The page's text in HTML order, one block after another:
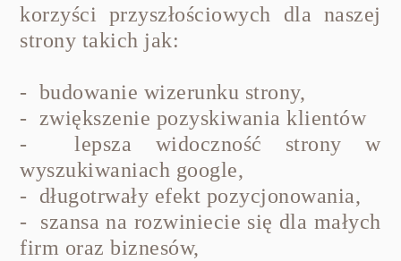
korzyści przyszłościowych dla naszej
strony takich jak:
- budowanie wizerunku strony,
- zwiększenie pozyskiwania klientów
- lepsza widoczność strony w
wyszukiwaniach google,
- długotrwały efekt pozycjonowania,
- szansa na rozwiniecie się dla małych
firm oraz biznesów,